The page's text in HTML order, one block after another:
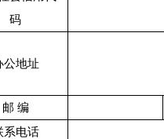
码
公地址
邮 编
系电话